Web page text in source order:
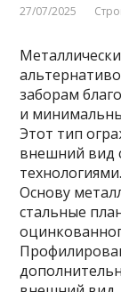
27/07/2025
заборам
и
Этот тип
внешний вид
Основу
стальные